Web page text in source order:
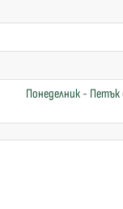
Понеделник -